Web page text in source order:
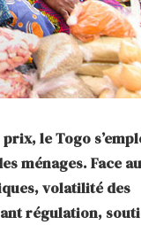
le Togo
ménages. Face
volatilité des
régulation,